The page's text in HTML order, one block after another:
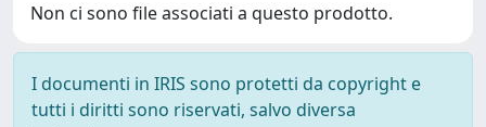
Non ci sono file associati a questo prodotto.
I documenti in IRIS sono protetti da copyright e
tutti i diritti sono riservati, salvo diversa